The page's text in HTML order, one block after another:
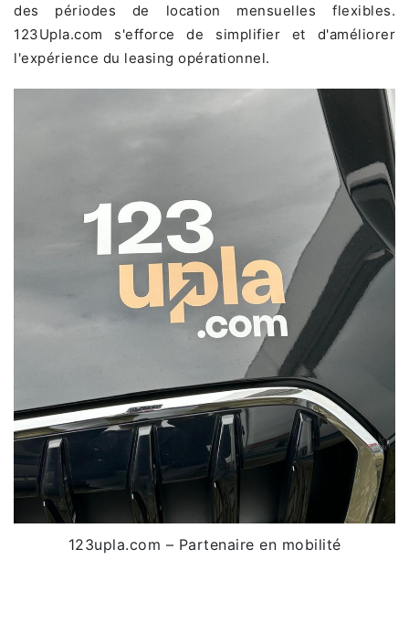
des périodes de location mensuelles flexibles.
123Upla.com s'efforce de simplifier et d'améliorer
l'expérience du leasing opérationnel.
123upla.com – Partenaire en mobilité